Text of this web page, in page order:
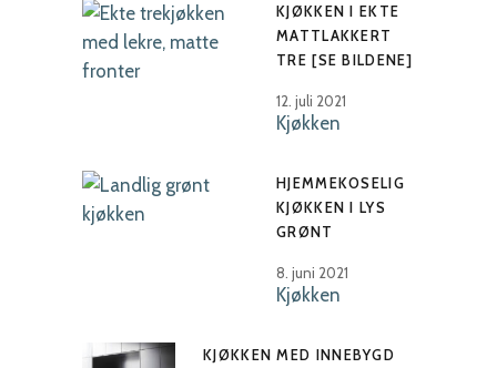
KJØKKEN I EKTE
MATTLAKKERT
TRE [SE BILDENE]
12. juli 2021
Kjøkken
HJEMMEKOSELIG
KJØKKEN I LYS
GRØNT
8. juni 2021
Kjøkken
KJØKKEN MED INNEBYGD